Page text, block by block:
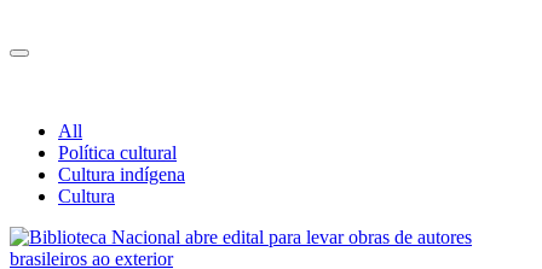
All
Política cultural
Cultura indígena
Cultura